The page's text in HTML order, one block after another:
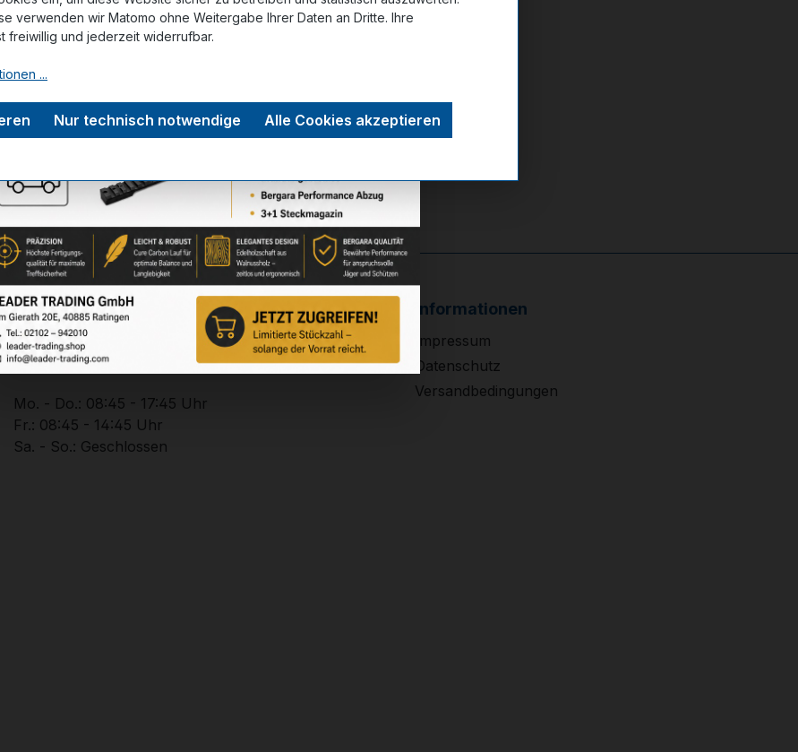
Zum Merkzettel hinzufügen
Service-Hotline
Unterstützung zu Ihrer Bestellung:
+49 (0) 2102 – 94201 – 0
Mo. - Do.: 08:45 - 17:45 Uhr
Fr.: 08:45 - 14:45 Uhr
Sa. - So.: Geschlossen
Informationen
Impressum
Datenschutz
Versandbedingungen
verwenden wir Matomo ohne Weitergabe Ihrer Daten an Dritte. Ihre
freiwillig und jederzeit widerrufbar.
...
Nur technisch notwendige Alle Cookies akzeptieren